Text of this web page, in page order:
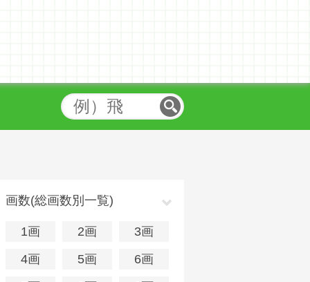
画数(総画数別一覧)
1画 2画
3画
4画
5画
6画